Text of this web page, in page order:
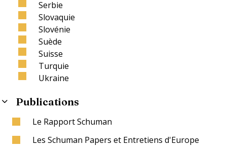
Serbie
Slovaquie
Slovénie
Suède
Suisse
Turquie
Ukraine
Publications
Le Rapport Schuman
Les Schuman Papers et Entretiens d'Europe